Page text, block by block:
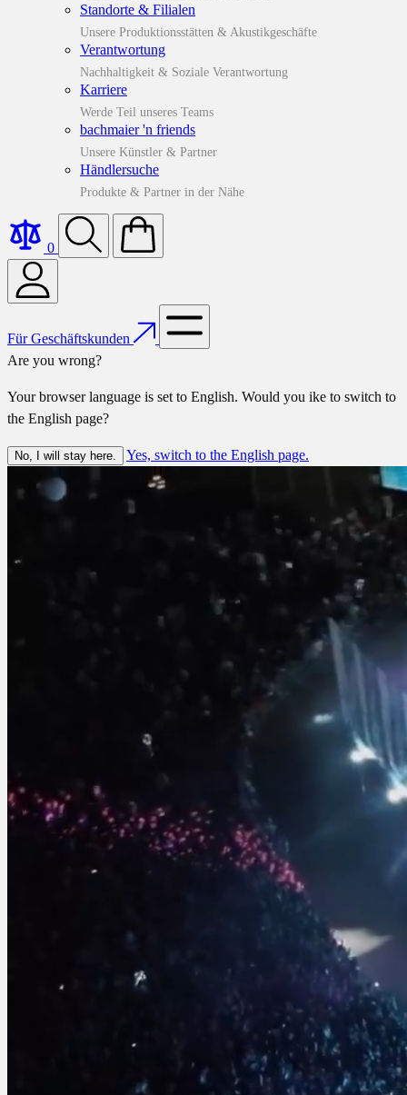
Standorte & Filialen
Unsere Produktionsstätten & Akustikgeschäfte
Verantwortung
Nachhaltigkeit & Soziale Verantwortung
Karriere
Werde Teil unseres Teams
bachmaier 'n friends
Unsere Künstler & Partner
Händlersuche
Produkte & Partner in der Nähe
0
Für Geschäftskunden
Are you wrong?
Your browser language is set to English. Would you ike to switch to
the English page?
No, I will stay here. Yes, switch to the English page.